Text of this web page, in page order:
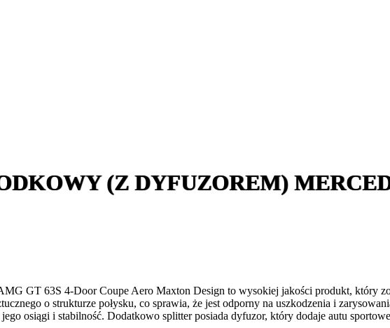
(Z DYFUZOREM)
GT 63S 4-Door Coupe Aero Maxton Design to wysokiej jakości produkt, który
o strukturze połysku, co sprawia, że jest odporny na uszkodzenia i
osiągi i stabilność. Dodatkowo splitter posiada dyfuzor, który dodaje autu